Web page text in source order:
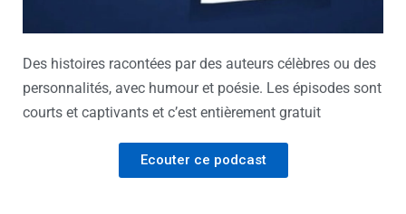
Des histoires racontées par des auteurs célèbres ou des
personnalités, avec humour et poésie. Les épisodes sont
courts et captivants et c’est entièrement gratuit
Ecouter ce podcast